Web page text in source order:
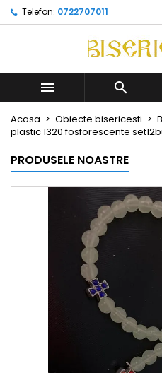
Telefon: 0722707011
 
Acasa Obiecte bisericesti
plastic 1320 fosforescente
PRODUSELE NOASTRE